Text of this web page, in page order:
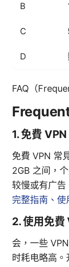
B
C
D
FAQ（
1. 免費
免費 VPN 常
2GB 之间，
较慢或有广告
完整指南、
2. 使用免費
会，一些
时耗电略高。